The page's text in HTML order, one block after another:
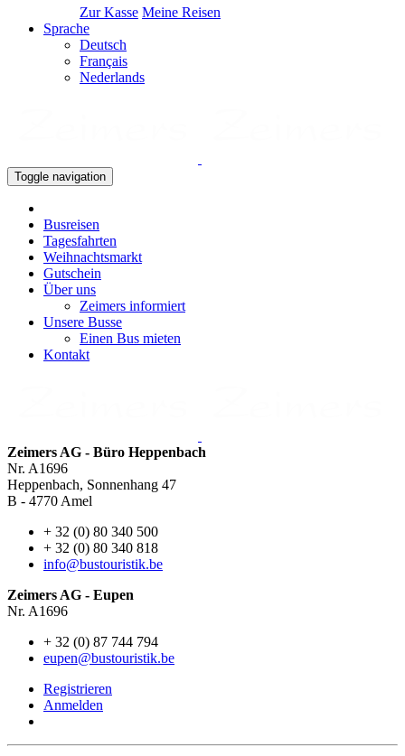
Zur Kasse Meine Reisen
Sprache
Deutsch
Français
Nederlands
Toggle navigation
Busreisen
Tagesfahrten
Weihnachtsmarkt
Gutschein
Über uns
Zeimers informiert
Unsere Busse
Einen Bus mieten
Kontakt
Zeimers AG - Büro Heppenbach
Nr. A1696
Heppenbach, Sonnenhang 47
B - 4770 Amel
+ 32 (0) 80 340 500
+ 32 (0) 80 340 818
info@bustouristik.be
Zeimers AG - Eupen
Nr. A1696
+ 32 (0) 87 744 794
eupen@bustouristik.be
Registrieren
Anmelden